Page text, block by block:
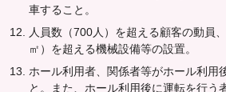
車すること。
人員数（700人）を超える顧客の動員
㎡）を超える機械設備等の設置。
ホール利用者、関係者等がホール利用
と。また、ホール利用後に運転を行う